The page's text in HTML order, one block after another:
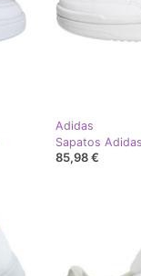
Adidas
85,98 €